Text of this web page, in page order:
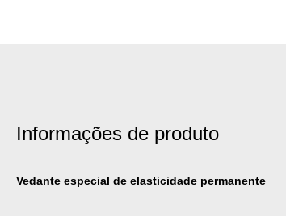
Informações de produto
Vedante especial de elasticidade permanente